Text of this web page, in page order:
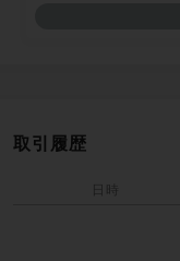
取引履歴
日時